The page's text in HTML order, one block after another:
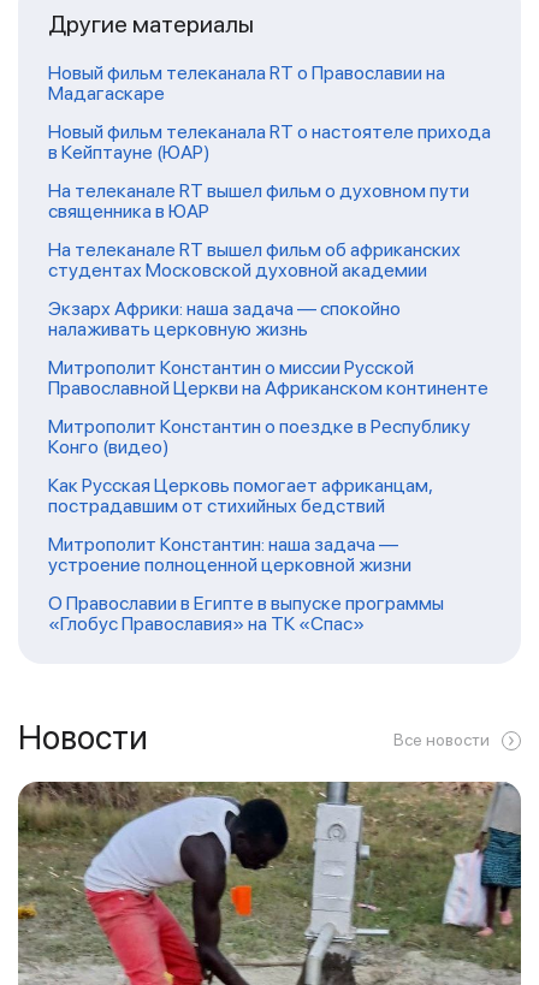
Другие материалы
Новый фильм телеканала RT о Православии на
Мадагаскаре
Новый фильм телеканала RT о настоятеле прихода
в Кейптауне (ЮАР)
На телеканале RT вышел фильм о духовном пути
священника в ЮАР
На телеканале RT вышел фильм об африканских
студентах Московской духовной академии
Экзарх Африки: наша задача — спокойно
налаживать церковную жизнь
Митрополит Константин о миссии Русской
Православной Церкви на Африканском континенте
Митрополит Константин о поездке в Республику
Конго (видео)
Как Русская Церковь помогает африканцам,
пострадавшим от стихийных бедствий
Митрополит Константин: наша задача —
устроение полноценной церковной жизни
О Православии в Египте в выпуске программы
«Глобус Православия» на ТК «Спас»
Новости Все новости